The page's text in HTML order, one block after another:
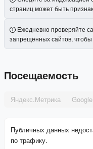
страниц может быть
Ежедневно проверяйте
запрещённых сайтов, чтобы
Посещаемость
Яндекс.Метрика
Публичных данных
по трафику.